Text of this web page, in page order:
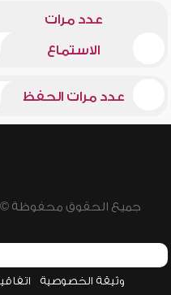
عدد مرات
الاستماع
عدد مرات الحفظ
جميع الحقوق محفوظة © 2026 - 1998 لشبكة إسلام ويب
وثيقة الخصوصية